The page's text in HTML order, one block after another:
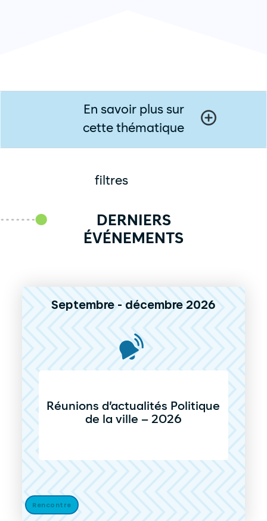
En savoir plus sur
cette thématique
filtres
DERNIERS
ÉVÉNEMENTS
Septembre - décembre 2026
Réunions d’actualités Politique
de la ville – 2026
Rencontre